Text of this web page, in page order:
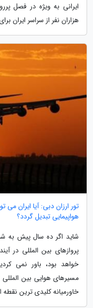
ایرانی به ویژه در فصل
هزاران نفر از سراسر ایران
تور ارزان دبی: آیا ایران می
هواپیمایی تبدیل گردد؟
شاید اگر ده سال پیش به
پروازهای بین المللی در
خواهد بود، باور نمی
مسیرهای هوایی بین
خاورمیانه کلیدی ترین نقطه